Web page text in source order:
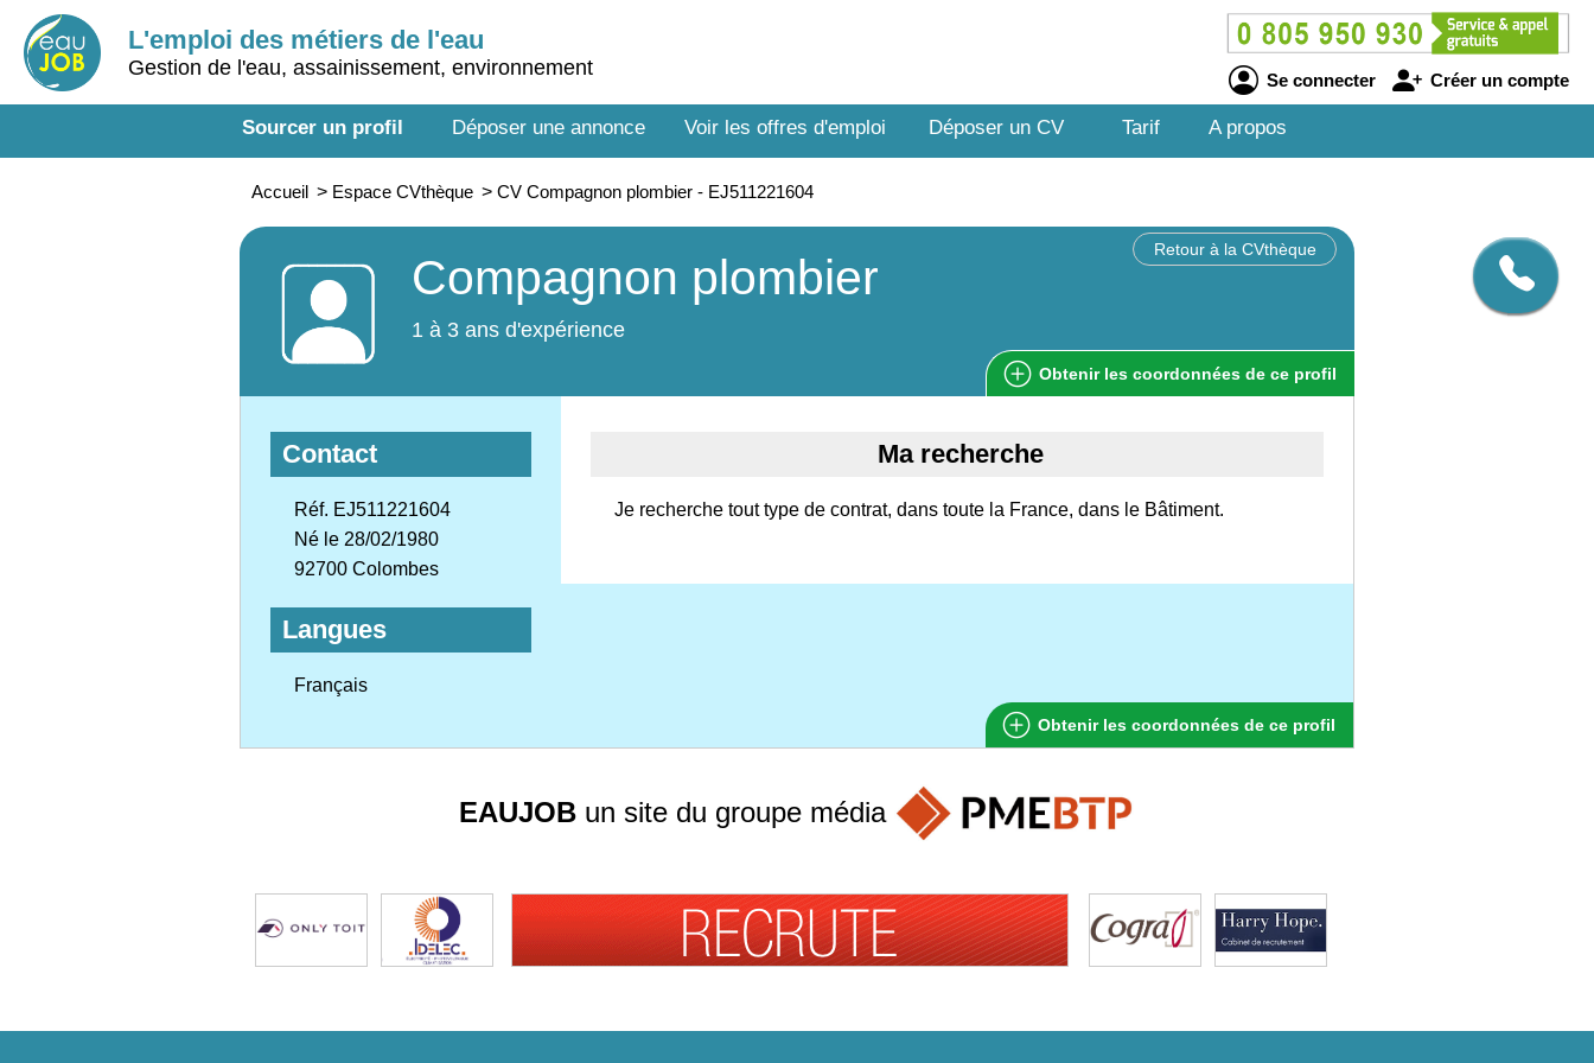
L'emploi des métiers de l'eau
Gestion de l'eau, assainissement, environnement
Se connecter Créer un compte
Sourcer un profil Déposer une annonce Voir les offres d'emploi Déposer un CV Tarif A propos
Accueil > Espace CVthèque > CV Compagnon plombier - EJ511221604
Retour à la CVthèque
Compagnon plombier
1 à 3 ans d'expérience
Obtenir les coordonnées de ce profil
Contact
Réf. EJ511221604
Né le 28/02/1980
92700 Colombes
Langues
Français
Ma recherche
Je recherche tout type de contrat, dans toute la France, dans le Bâtiment.
Obtenir les coordonnées de ce profil
EAUJOB un site du groupe média